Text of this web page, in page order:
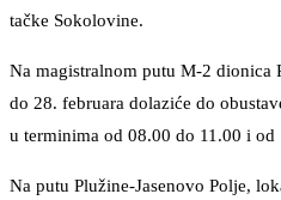
tačke Sokolovine.
Na magistralnom putu M-2 dionica
do 28. februara dolaziće do
u terminima od 08.00 do 11.00 i od
Na putu Plužine-Jasenovo Polje,